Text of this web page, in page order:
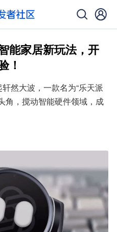
能家居新玩法，开
！
然大波，一款名为“乐天派
角，搅动智能硬件领域，成